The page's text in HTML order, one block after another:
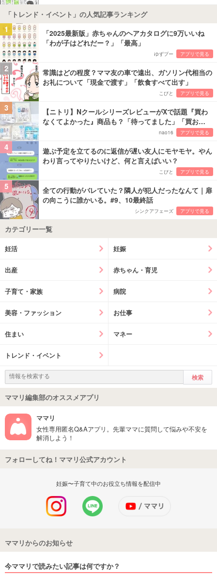
「トレンド・イベント」の人気記事ランキング
1
「2025最新版」赤ちゃんのヘアカタログに9万いいね
「わが子はどれだー？」「最高」
ゆずプー アプリで見る
2
常識はどの程度？ママ友の車で遠出、ガソリン代相当の
お礼について「現金で渡す」「飲食すべて出す」
こびと アプリで見る
3
【ニトリ】NクールシリーズレビューがXで話題『買わ
なくてよかった』商品も？「待ってました」「買お…
nao16 アプリで見る
4
遊ぶ予定を立てるのに返信が遅い友人にモヤモヤ。やん
わり言ってやりたいけど、何と言えばいい？
こびと アプリで見る
5
全ての行動がバレていた？隣人が犯人だったなんて｜扉
の向こうに誰かいる。#9、10最終話
シンクアフェーズ アプリで見る
カテゴリー一覧
妊活 妊娠
出産 赤ちゃん・育児
子育て・家族 病院
美容・ファッション お仕事
住まい マネー
トレンド・イベント
ママリ編集部のオススメアプリ
ママリ
女性専用匿名Q&Aアプリ。先輩ママに質問して悩みや不安を
解消しよう！
フォローしてね！ママリ公式アカウント
妊娠〜子育て中のお役立ち情報を配信中
ママリからのお知らせ
今ママリで読みたい記事は何ですか？